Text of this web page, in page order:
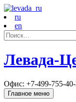
ru
en
Найти:
Левада-
Офис: +7-499-755-40-
Главное меню